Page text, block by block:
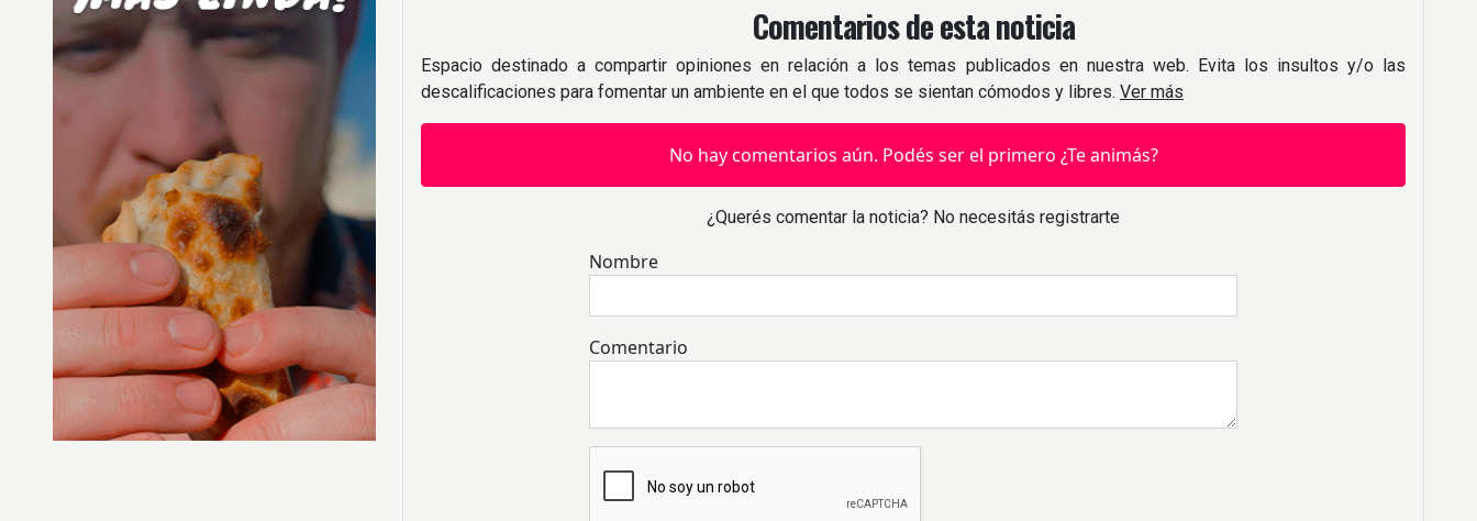
Comentarios de esta noticia
Espacio destinado a compartir opiniones en relación a los temas publicados en nuestra web. Evita los insultos y/o las
descalificaciones para fomentar un ambiente en el que todos se sientan cómodos y libres. Ver más
No hay comentarios aún. Podés ser el primero ¿Te animás?
¿Querés comentar la noticia? No necesitás registrarte
Nombre
Comentario